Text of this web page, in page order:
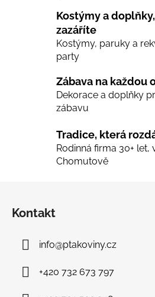
v
k
v
i
s
Kostýmy a
zazáříte
Kostýmy, paruky a
party
Zábava na každou
Dekorace a doplňky
zábavu
Tradice, která
Rodinná firma 30+ let,
Chomutově
Kontakt
info@ptakoviny.cz
+420 732 673 797